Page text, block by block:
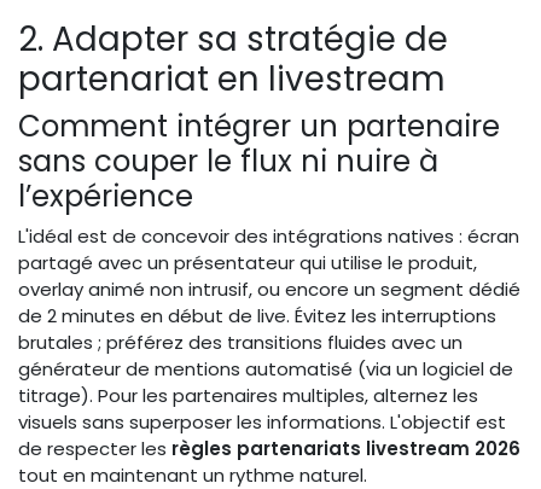
2. Adapter sa stratégie de
partenariat en livestream
Comment intégrer un partenaire
sans couper le flux ni nuire à
l’expérience
L'idéal est de concevoir des intégrations natives : écran
partagé avec un présentateur qui utilise le produit,
overlay animé non intrusif, ou encore un segment dédié
de 2 minutes en début de live. Évitez les interruptions
brutales ; préférez des transitions fluides avec un
générateur de mentions automatisé (via un logiciel de
titrage). Pour les partenaires multiples, alternez les
visuels sans superposer les informations. L'objectif est
de respecter les règles partenariats livestream 2026
tout en maintenant un rythme naturel.